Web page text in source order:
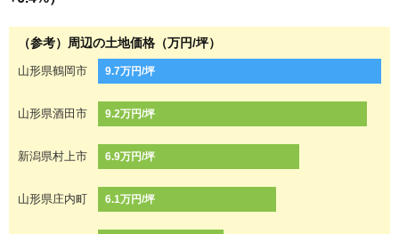
（参考）周辺の土地価格（万円/坪）
山形県鶴岡市 9.7万円/坪
山形県酒田市 9.2万円/坪
新潟県村上市 6.9万円/坪
山形県庄内町 6.1万円/坪